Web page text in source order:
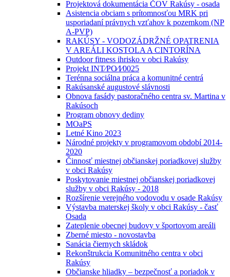
Projektová dokumentácia ČOV Rakúsy - osada
Asistencia obciam s prítomnosťou MRK pri
usporiadaní právnych vzťahov k pozemkom (NP
A-PVP)
RAKÚSY - VODOZÁDRŽNÉ OPATRENIA
V AREÁLI KOSTOLA A CINTORÍNA
Outdoor fitness ihrisko v obci Rakúsy
Projekt INT⁄PO⁄I⁄0025
Terénna sociálna práca a komunitné centrá
Rakúsanské augustové slávnosti
Obnova fasády pastoračného centra sv. Martina v
Rakúsoch
Program obnovy dediny
MOaPS
Letné Kino 2023
Národné projekty v programovom období 2014-
2020
Činnosť miestnej občianskej poriadkovej služby
v obci Rakúsy
Poskytovanie miestnej občianskej poriadkovej
služby v obci Rakúsy - 2018
Rozšírenie verejného vodovodu v osade Rakúsy
Výstavba materskej školy v obci Rakúsy - časť
Osada
Zateplenie obecnej budovy v športovom areáli
Zberné miesto - novostavba
Sanácia čiernych skládok
Rekonštrukcia Komunitného centra v obci
Rakúsy
Občianske hliadky – bezpečnosť a poriadok v